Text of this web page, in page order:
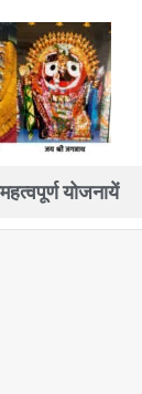
महत्वपूर्ण योजनायें